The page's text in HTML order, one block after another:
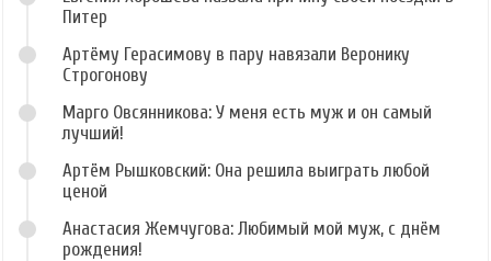
Питер
Артёму Герасимову в пару навязали Веронику
Строгонову
Марго Овсянникова: У меня есть муж и он самый
лучший!
Артём Рышковский: Она решила выиграть любой
ценой
Анастасия Жемчугова: Любимый мой муж, с днём
рождения!